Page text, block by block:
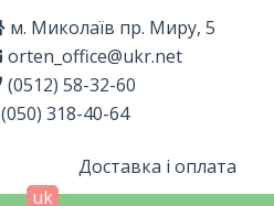
м. Миколаїв пр. Миру, 5
orten_office@ukr.net
(0512) 58-32-60
(050) 318-40-64
Доставка і оплата
uk